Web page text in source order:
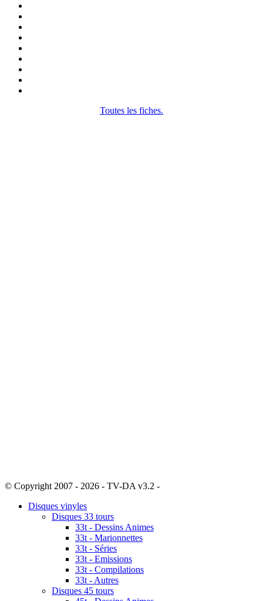
Toutes les fiches.
© Copyright 2007 - 2026 - TV-DA v3.2 -
Disques vinyles
Disques 33 tours
33t - Dessins Animes
33t - Marionnettes
33t - Séries
33t - Emissions
33t - Compilations
33t - Autres
Disques 45 tours